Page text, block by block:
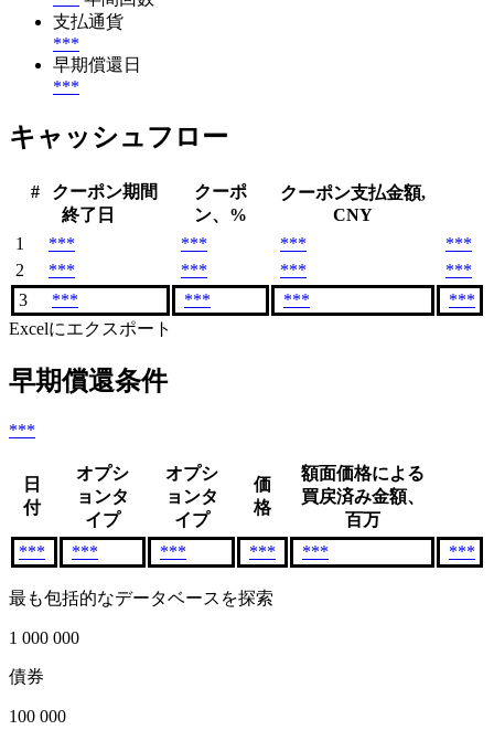
支払通貨
***
早期償還日
***
キャッシュフロー
#
クーポン期間
終了日
クーポ
ン、%
クーポン支払金額,
CNY
1
*** *** ***
***
2
*** *** ***
***
3
*** *** ***
***
Excelにエクスポート
早期償還条件
***
日
付
オプシ
ョンタ
イプ
オプシ
ョンタ
イプ
価
格
額面価格による
買戻済み金額、
百万
***
*** *** *** *** ***
最も包括的なデータベースを探索
1 000 000
債券
100 000